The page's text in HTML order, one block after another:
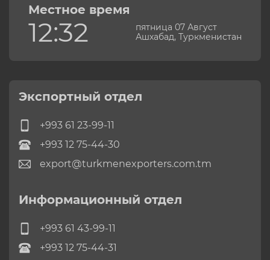
Местное время
12:32
пятница 07 Август
Ашхабад, Туркменистан
Экспортный отдел
+993 61 23-99-11
+993 12 75-44-30
export@turkmenexporters.com.tm
Информационный отдел
+993 61 43-99-11
+993 12 75-44-31